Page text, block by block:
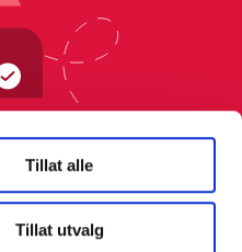
Tillat alle
Tillat utvalg